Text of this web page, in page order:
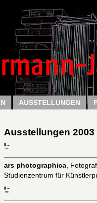
AUSSTELLUNGEN
Ausstellungen 2003
ars photographica,
Studienzentrum für